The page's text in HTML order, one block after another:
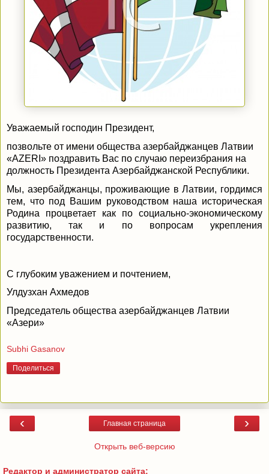
Уважаемый господин Президент,
позвольте от имени общества азербайджанцев Латвии
«AZERI» поздравить Вас по случаю переизбрания на
должность Президента Азербайджанской Республики.
Мы, азербайджанцы, проживающие в Латвии, гордимся
тем, что под Вашим руководством наша историческая
Родина процветает как по социально-экономическому
развитию, так и по вопросам укрепления
государственности.
С глубоким уважением и почтением,
Улдузхан Ахмедов
Председатель общества азербайджанцев Латвии
«Азери»
Subhi Gasanov
Поделиться
‹ ›
Главная страница
Открыть веб-версию
Редактор и администратор сайта: